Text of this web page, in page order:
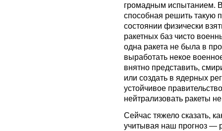
громадным испытанием.
способная решить такую
состоянии физически
ракетных баз чисто
одна ракета не была в
выработать некое
внятно представить,
или создать в ядерных
устойчивое
нейтрализовать ракеты
Сейчас тяжело сказать,
учитывая наш прогноз —